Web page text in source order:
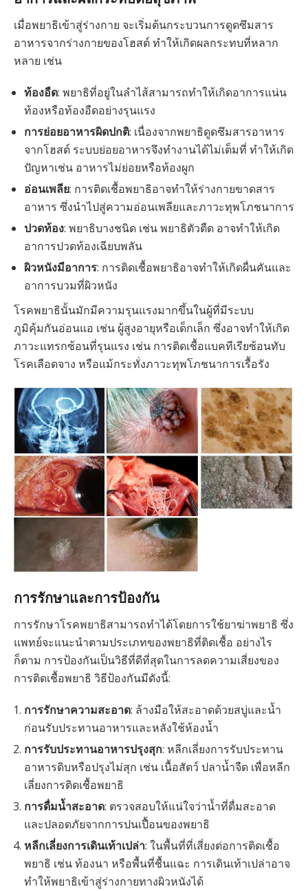
เมื่อพยาธิเข้าสู่ร่างกาย จะเริ่มต้นกระบวนการดูดซึมสาร
อาหารจากร่างกายของโฮสต์ ทำให้เกิดผลกระทบที่หลาก
หลาย เช่น
ท้องอืด: พยาธิที่อยู่ในลำไส้สามารถทำให้เกิดอาการแน่น
ท้องหรือท้องอืดอย่างรุนแรง
การย่อยอาหารผิดปกติ: เนื่องจากพยาธิดูดซึมสารอาหาร
จากโฮสต์ ระบบย่อยอาหารจึงทำงานได้ไม่เต็มที่ ทำให้เกิด
ปัญหาเช่น อาหารไม่ย่อยหรือท้องผูก
อ่อนเพลีย: การติดเชื้อพยาธิอาจทำให้ร่างกายขาดสาร
อาหาร ซึ่งนำไปสู่ความอ่อนเพลียและภาวะทุพโภชนาการ
ปวดท้อง: พยาธิบางชนิด เช่น พยาธิตัวตืด อาจทำให้เกิด
อาการปวดท้องเฉียบพลัน
ผิวหนังมีอาการ: การติดเชื้อพยาธิอาจทำให้เกิดผื่นคันและ
อาการบวมที่ผิวหนัง
โรคพยาธินั้นมักมีความรุนแรงมากขึ้นในผู้ที่มีระบบ
ภูมิคุ้มกันอ่อนแอ เช่น ผู้สูงอายุหรือเด็กเล็ก ซึ่งอาจทำให้เกิด
ภาวะแทรกซ้อนที่รุนแรง เช่น การติดเชื้อแบคทีเรียซ้อนทับ
โรคเลือดจาง หรือแม้กระทั่งภาวะทุพโภชนาการเรื้อรัง
การรักษาและการป้องกัน
การรักษาโรคพยาธิสามารถทำได้โดยการใช้ยาฆ่าพยาธิ ซึ่ง
แพทย์จะแนะนำตามประเภทของพยาธิที่ติดเชื้อ อย่างไร
ก็ตาม การป้องกันเป็นวิธีที่ดีที่สุดในการลดความเสี่ยงของ
การติดเชื้อพยาธิ วิธีป้องกันมีดังนี้:
การรักษาความสะอาด: ล้างมือให้สะอาดด้วยสบู่และน้ำ
ก่อนรับประทานอาหารและหลังใช้ห้องน้ำ
การรับประทานอาหารปรุงสุก: หลีกเลี่ยงการรับประทาน
อาหารดิบหรือปรุงไม่สุก เช่น เนื้อสัตว์ ปลาน้ำจืด เพื่อหลีก
เลี่ยงการติดเชื้อพยาธิ
การดื่มน้ำสะอาด: ตรวจสอบให้แน่ใจว่าน้ำที่ดื่มสะอาด
และปลอดภัยจากการปนเปื้อนของพยาธิ
หลีกเลี่ยงการเดินเท้าเปล่า: ในพื้นที่ที่เสี่ยงต่อการติดเชื้อ
พยาธิ เช่น ท้องนา หรือพื้นที่ชื้นแฉะ การเดินเท้าเปล่าอาจ
ทำให้พยาธิเข้าสู่ร่างกายทางผิวหนังได้